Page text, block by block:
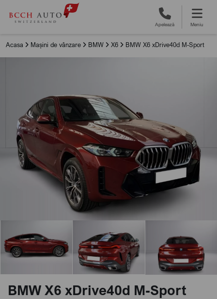
Apelează Meniu
Acasa Mașini de vânzare BMW X6 BMW X6 xDrive40d M-Sport
BMW X6 xDrive40d M-Sport